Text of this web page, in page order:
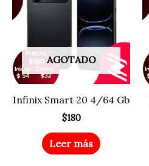
AGOTADO
Infinix Smart 20 4/64 Gb
$180
Leer más